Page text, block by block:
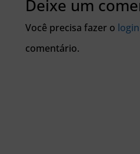
Deixe um
Você precisa fazer o login
comentário.